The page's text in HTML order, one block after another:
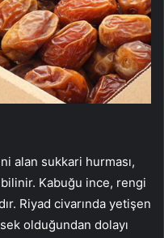
alan sukkari hurması,
bilinir. Kabuğu ince, rengi
Riyad civarında yetişen
olduğundan dolayı